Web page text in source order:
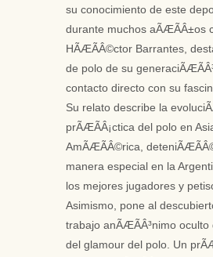
su conocimiento de este
durante muchos aÃÆÃÂ±os
HÃÆÃÂ©ctor Barrantes,
de polo de su
contacto directo con su
Su relato describe la
prÃÆÃÂ¡ctica del polo en
AmÃÆÃÂ©rica,
manera especial en la
los mejores jugadores y
Asimismo, pone al
trabajo anÃÆÃÂ³nimo oculto
del glamour del polo. Un